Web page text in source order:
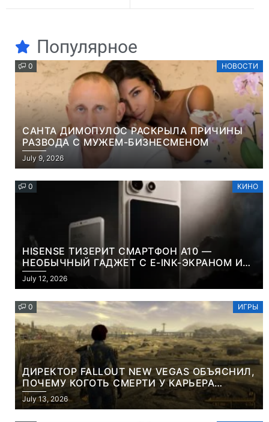
Популярное
0 НОВОСТИ
САНТА ДИМОПУЛОС РАСКРЫЛА ПРИЧИНЫ
РАЗВОДА С МУЖЕМ-БИЗНЕСМЕНОМ
July 9, 2026
0 КИНО
HISENSE ТИЗЕРИТ СМАРТФОН A10 —
НЕОБЫЧНЫЙ ГАДЖЕТ С E-INK-ЭКРАНОМ И
СЪЕМНОЙ LCD-ПАНЕЛЬЮ ДЛЯ ЦВЕТНОГО
КОНТЕНТА И СОЦСЕТЕЙ
July 12, 2026
0 ИГРЫ
ДИРЕКТОР FALLOUT NEW VEGAS ОБЪЯСНИЛ,
ПОЧЕМУ КОГОТЬ СМЕРТИ У КАРЬЕРА
НАМЕРЕННО СНОСИТ ВАМ ГОЛОВУ
July 13, 2026